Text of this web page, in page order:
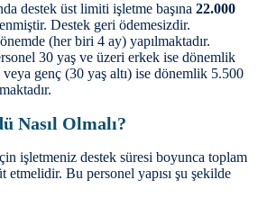
destek üst limiti işletme başına 22.000
Destek geri ödemesizdir.
(her biri 4 ay) yapılmaktadır.
30 yaş ve üzeri erkek ise dönemlik
genç (30 yaş altı) ise dönemlik 5.500
Nasıl Olmalı?
işletmeniz destek süresi boyunca toplam
etmelidir. Bu personel yapısı şu şekilde